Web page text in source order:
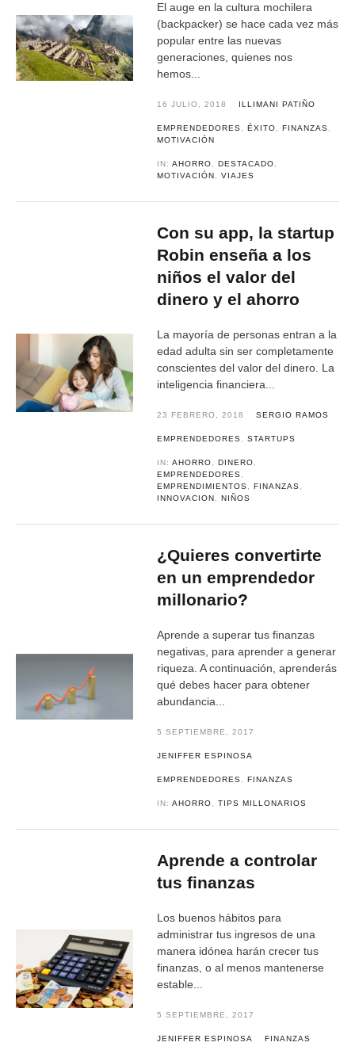
El auge en la cultura mochilera
(backpacker) se hace cada vez más
popular entre las nuevas
generaciones, quienes nos
hemos...
16 JULIO, 2018 ILLIMANI PATIÑO
EMPRENDEDORES ,ÉXITO ,FINANZAS
MOTIVACIÓN
IN:AHORRO ,DESTACADO
MOTIVACIÓN
,VIAJES
Con su app, la startup
Robin enseña a los
niños el valor del
dinero y el ahorro
La mayoría de personas entran a la
edad adulta sin ser completamente
conscientes del valor del dinero. La
inteligencia financiera...
23 FEBRERO, 2018 SERGIO RAMOS
EMPRENDEDORES ,STARTUPS
IN:AHORRO ,DINERO
EMPRENDEDORES
EMPRENDIMIENTOS
,FINANZAS
INNOVACION
,NIÑOS
¿Quieres convertirte
en un emprendedor
millonario?
Aprende a superar tus finanzas
negativas, para aprender a generar
riqueza. A continuación, aprenderás
qué debes hacer para obtener
abundancia...
5 SEPTIEMBRE, 2017
JENIFFER ESPINOSA
EMPRENDEDORES ,FINANZAS
IN:AHORRO ,TIPS MILLONARIOS
Aprende a controlar
tus finanzas
Los buenos hábitos para
administrar tus ingresos de una
manera idónea harán crecer tus
finanzas, o al menos mantenerse
estable...
5 SEPTIEMBRE, 2017
JENIFFER ESPINOSA FINANZAS